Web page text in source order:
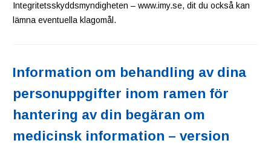
Integritetsskyddsmyndigheten – www.imy.se, dit du också kan
lämna eventuella klagomål.
Information om behandling av dina
personuppgifter inom ramen för
hantering av din begäran om
medicinsk information – version